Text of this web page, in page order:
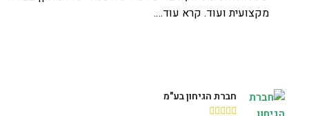
מקצועית ועוד. קרא עוד….
חברת הגיחון בע"מ

